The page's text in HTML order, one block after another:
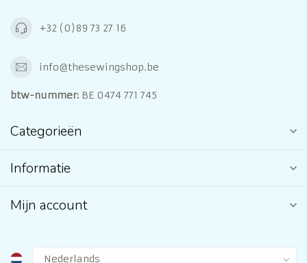
+32 (0)89 73 27 16
info@thesewingshop.be
btw-nummer: BE 0474 771 745
Categorieën
Informatie
Mijn account